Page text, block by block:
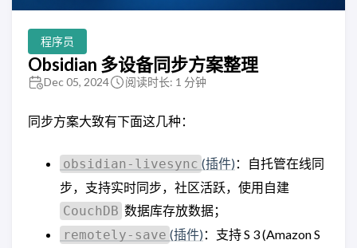
程序员
Obsidian 多设备同步方案整理
Dec 05, 2024 阅读时长: 1 分钟
同步方案大致有下面这几种：
obsidian-livesync (插件) ：自托管在线同
步，支持实时同步，社区活跃，使用自建
CouchDB 数据库存放数据；
remotely-save (插件) ：支持 S 3 (Amazon S